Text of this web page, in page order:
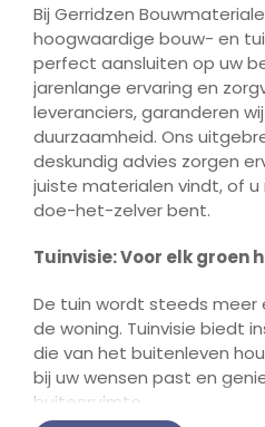
Bij Gerridzen
hoogwaardige bouw- en
perfect aansluiten op uw
jarenlange ervaring en
leveranciers, garanderen
duurzaamheid. Ons
deskundig advies zorgen
juiste materialen vindt, of
doe-het-zelver bent.
Tuinvisie: Voor elk groen
De tuin wordt steeds meer
de woning. Tuinvisie biedt
die van het buitenleven
bij uw wensen past en
buitenruimte.